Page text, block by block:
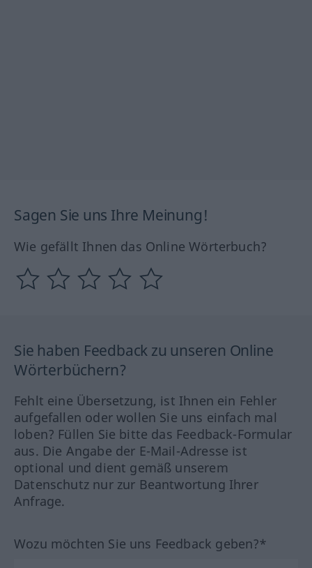
Sagen Sie uns Ihre Meinung!
Wie gefällt Ihnen das Online Wörterbuch?
Sie haben Feedback zu unseren Online
Wörterbüchern?
Fehlt eine Übersetzung, ist Ihnen ein Fehler
aufgefallen oder wollen Sie uns einfach mal
loben? Füllen Sie bitte das Feedback-Formular
aus. Die Angabe der E-Mail-Adresse ist
optional und dient gemäß unserem
Datenschutz nur zur Beantwortung Ihrer
Anfrage.
Wozu möchten Sie uns Feedback geben?*